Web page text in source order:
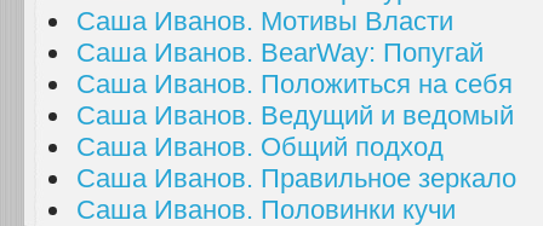
Саша Иванов. Мотивы Власти
Саша Иванов. BearWay: Попугай
Саша Иванов. Положиться на себя
Саша Иванов. Ведущий и ведомый
Саша Иванов. Общий подход
Саша Иванов. Правильное зеркало
Саша Иванов. Половинки кучи